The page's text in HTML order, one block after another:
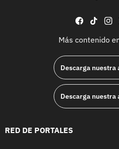
facebook
tiktok
Más contenido
Descarga nuestra
Descarga nuestra
RED DE PORTALES